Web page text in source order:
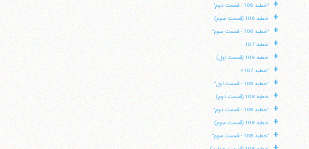
+ "خطبه 106 - قسمت دوم"
+ خطبه 106 (قسمت سوم)
+ "خطبه 106 - قسمت سوم"
+ خطبه 107
+ خطبه 108 (قسمت اول)
+ "خطبه 107»
+ "خطبه 108 - قسمت اول"
+ خطبه 108 (قسمت دوم)
+ "خطبه 108 - قسمت دوم"
+ خطبه 108 (قسمت سوم)
+ "خطبه 108 - قسمت سوم"